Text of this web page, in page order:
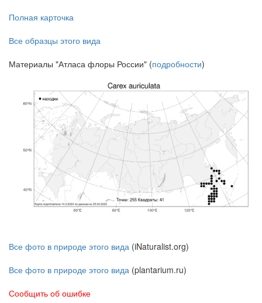
Полная карточка
Все образцы этого вида
Материалы "Атласа флоры России" (подробности)
Все фото в природе этого вида (iNaturalist.org)
Все фото в природе этого вида (plantarium.ru)
Сообщить об ошибке